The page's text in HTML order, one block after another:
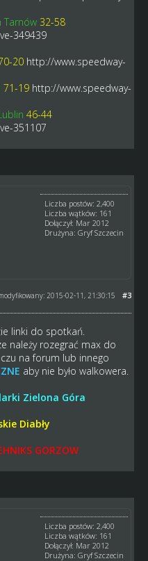
Tarnów 32-58
349439
20 http://www.speedway-
71-19 http://www.speedway-
46-44
351107
Liczba postów: 2,400
Liczba wątków: 161
Dołączył: Mar 2012
Drużyna: Gryf Szczecin
#3
2015-02-11, 21:30:15
linki do spotkań.
należy rozegrać max do
na forum lub innego
aby nie było walkowera.
Zielona Góra
Diabły
GORZOW
Liczba postów: 2,400
Liczba wątków: 161
Dołączył: Mar 2012
Drużyna: Gryf Szczecin